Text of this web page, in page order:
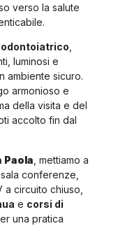
verso la salute
,
luminosi e
ambiente sicuro.
armonioso e
della visita e del
accolto fin dal
Paola , mettiamo a
conferenze,
circuito chiuso,
e corsi di
una pratica